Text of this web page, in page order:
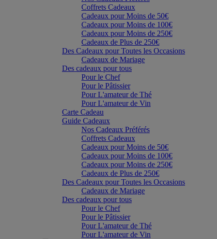
Coffrets Cadeaux
Cadeaux pour Moins de 50€
Cadeaux pour Moins de 100€
Cadeaux pour Moins de 250€
Cadeaux de Plus de 250€
Des Cadeaux pour Toutes les Occasions
Cadeaux de Mariage
Des cadeaux pour tous
Pour le Chef
Pour le Pâtissier
Pour L'amateur de Thé
Pour L'amateur de Vin
Carte Cadeau
Guide Cadeaux
Nos Cadeaux Préférés
Coffrets Cadeaux
Cadeaux pour Moins de 50€
Cadeaux pour Moins de 100€
Cadeaux pour Moins de 250€
Cadeaux de Plus de 250€
Des Cadeaux pour Toutes les Occasions
Cadeaux de Mariage
Des cadeaux pour tous
Pour le Chef
Pour le Pâtissier
Pour L'amateur de Thé
Pour L'amateur de Vin